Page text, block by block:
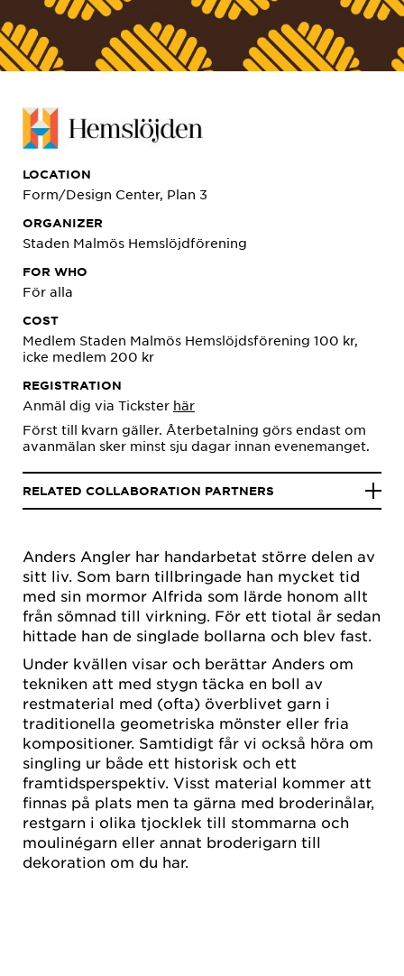
Anders Angler har handarbetat större delen av
sitt liv. Som barn tillbringade han mycket tid
med sin mormor Alfrida som lärde honom allt
från sömnad till virkning. För ett tiotal år sedan
hittade han de singlade bollarna och blev fast.
Under kvällen visar och berättar Anders om
tekniken att med stygn täcka en boll av
restmaterial med (ofta) överblivet garn i
traditionella geometriska mönster eller fria
kompositioner. Samtidigt får vi också höra om
singling ur både ett historisk och ett
framtidsperspektiv. Visst material kommer att
finnas på plats men ta gärna med broderinålar,
restgarn i olika tjocklek till stommarna och
moulinégarn eller annat broderigarn till
dekoration om du har.
LOCATION
Form/Design Center, Plan 3
ORGANIZER
Staden Malmös Hemslöjdförening
FOR WHO
För alla
COST
Medlem Staden Malmös Hemslöjdsförening 100 kr,
icke medlem 200 kr
REGISTRATION
Anmäl dig via Tickster här
Först till kvarn gäller. Återbetalning görs endast om
avanmälan sker minst sju dagar innan evenemanget.
RELATED COLLABORATION PARTNERS